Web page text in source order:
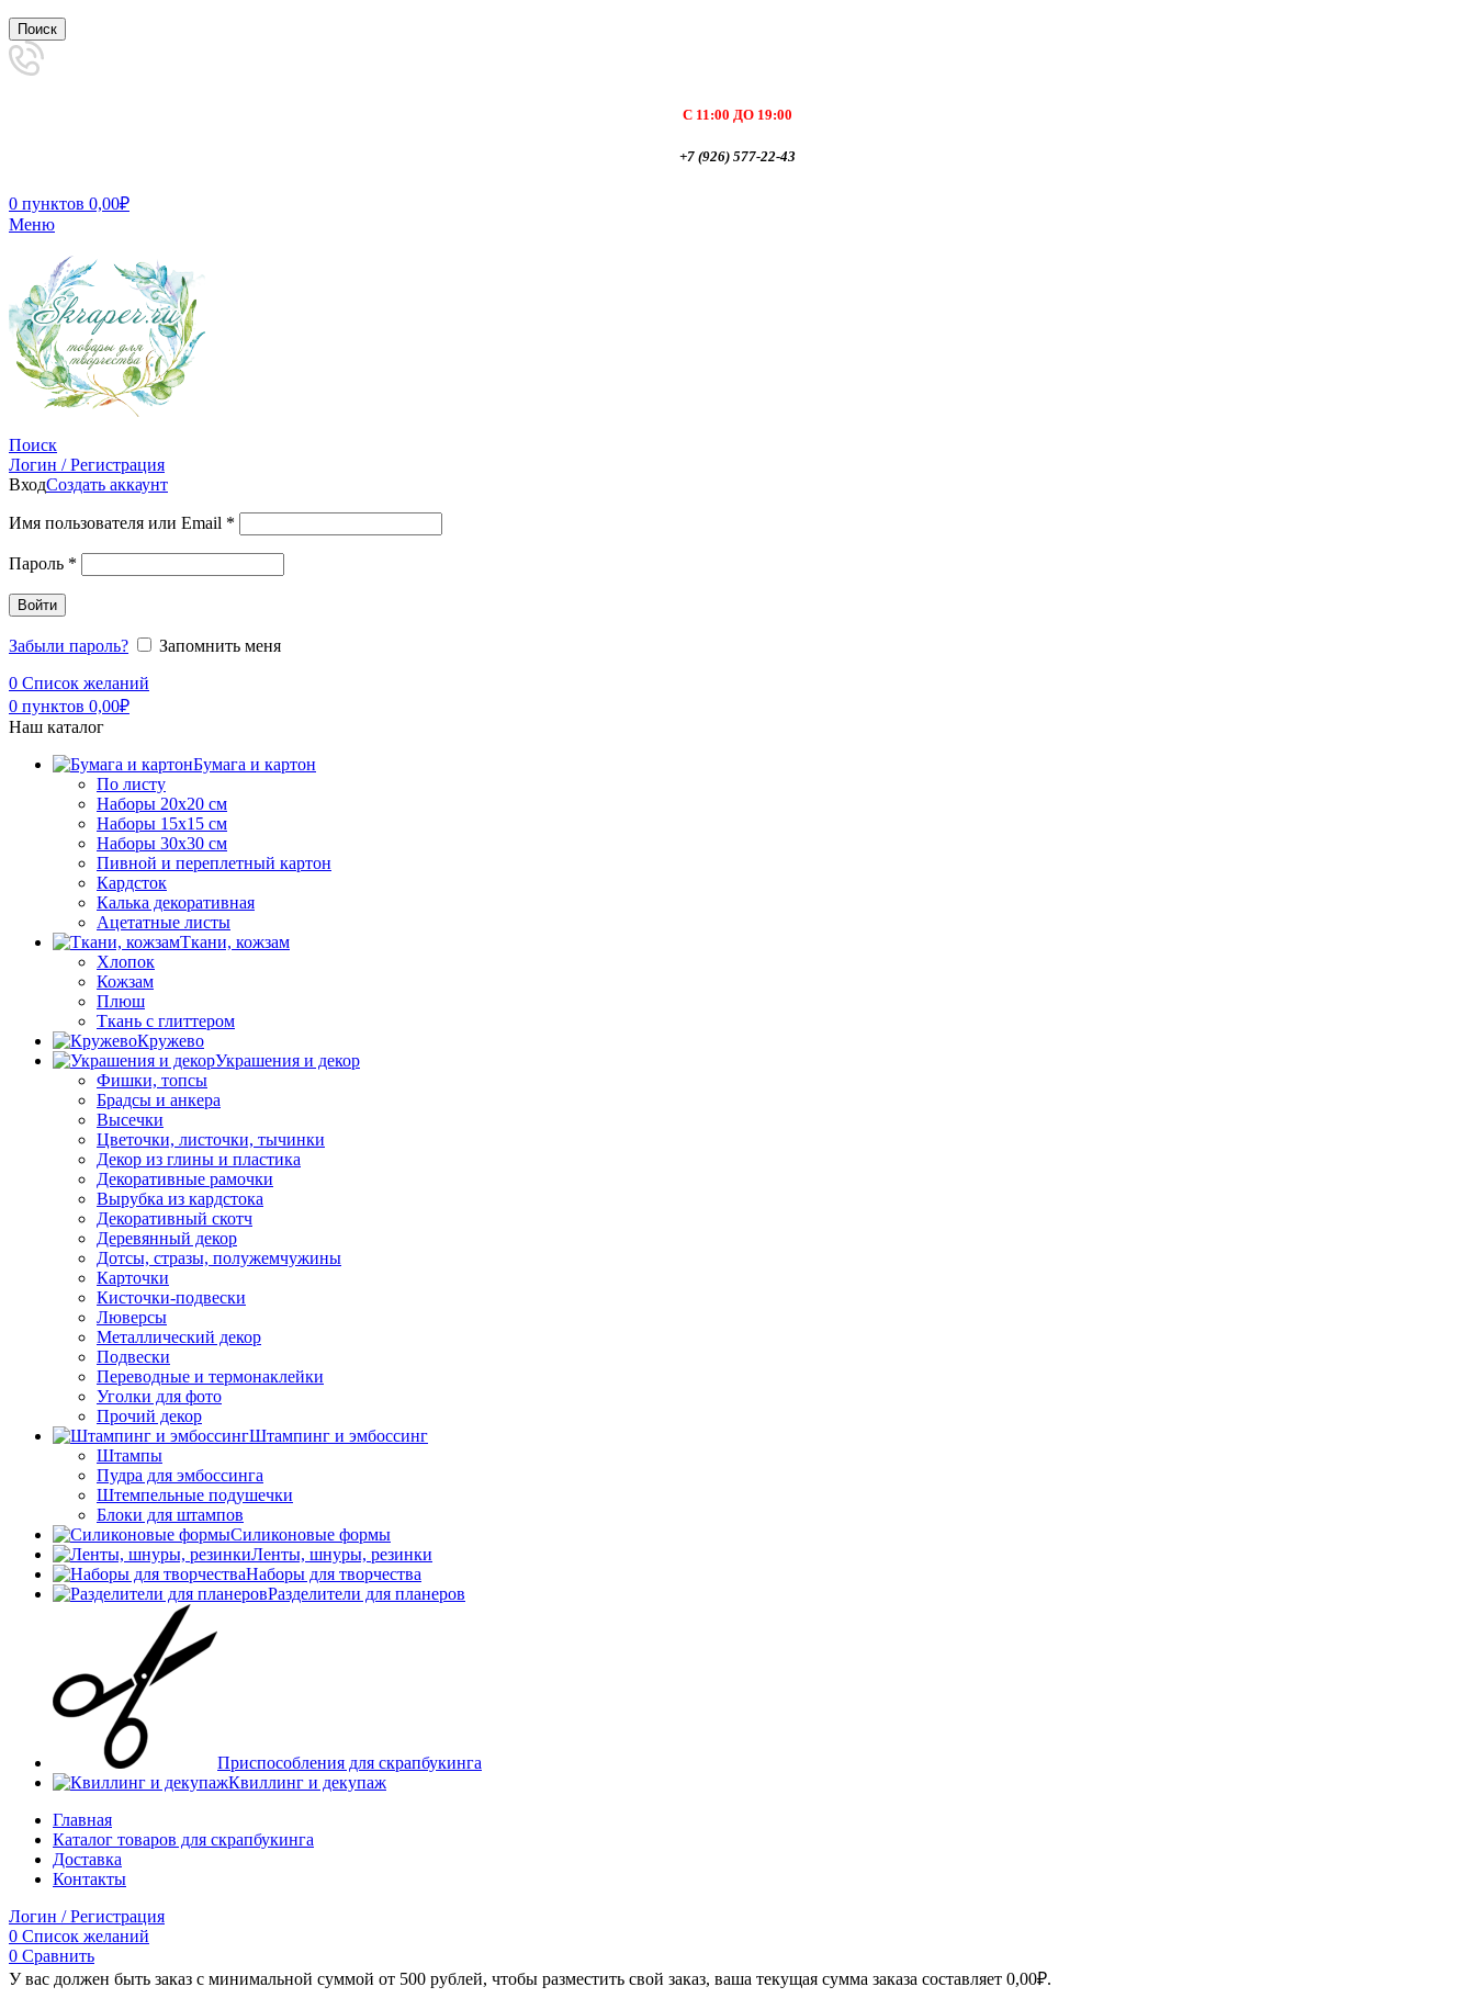
Поиск
С 11:00 ДО 19:00
+7 (926) 577-22-43
0 пунктов 0,00₽
Меню
Поиск
Логин / Регистрация
ВходСоздать аккаунт
Имя пользователя или Email *
Пароль *
Войти
Забыли пароль?
Запомнить меня
0 Список желаний
0 пунктов 0,00₽
Наш каталог
Бумага и картон
По листу
Наборы 20х20 см
Наборы 15х15 см
Наборы 30х30 см
Пивной и переплетный картон
Кардсток
Калька декоративная
Ацетатные листы
Ткани, кожзам
Хлопок
Кожзам
Плюш
Ткань с глиттером
Кружево
Украшения и декор
Фишки, топсы
Брадсы и анкера
Высечки
Цветочки, листочки, тычинки
Декор из глины и пластика
Декоративные рамочки
Вырубка из кардстока
Декоративный скотч
Деревянный декор
Дотсы, стразы, полужемчужины
Карточки
Кисточки-подвески
Люверсы
Металлический декор
Подвески
Переводные и термонаклейки
Уголки для фото
Прочий декор
Штампинг и эмбоссинг
Штампы
Пудра для эмбоссинга
Штемпельные подушечки
Блоки для штампов
Силиконовые формы
Ленты, шнуры, резинки
Наборы для творчества
Разделители для планеров
Приспособления для скрапбукинга
Квиллинг и декупаж
Главная
Каталог товаров для скрапбукинга
Доставка
Контакты
Логин / Регистрация
0 Список желаний
0 Сравнить
У вас должен быть заказ с минимальной суммой от 500 рублей, чтобы разместить свой заказ, ваша текущая сумма заказа составляет 0,00₽.